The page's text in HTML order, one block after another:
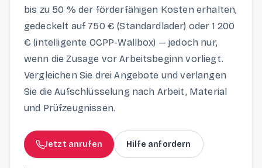
bis zu 50 % der förderfähigen Kosten erhalten,
gedeckelt auf 750 € (Standardlader) oder 1 200
€ (intelligente OCPP-Wallbox) — jedoch nur,
wenn die Zusage vor Arbeitsbeginn vorliegt.
Vergleichen Sie drei Angebote und verlangen
Sie die Aufschlüsselung nach Arbeit, Material
und Prüfzeugnissen.
Jetzt anrufen Hilfe anfordern